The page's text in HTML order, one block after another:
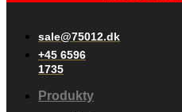
sale@75012.dk
+45 6596
1735
Produkty